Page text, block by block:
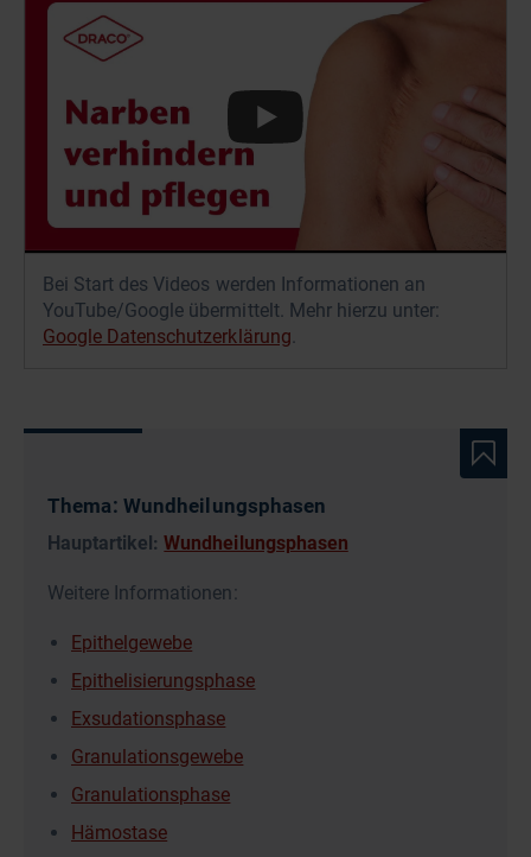
Bei Start des Videos werden Informationen an
YouTube/Google übermittelt. Mehr hierzu unter:
Google Datenschutzerklärung
Thema: Wundheilungsphasen
Hauptartikel:Wundheilungsphasen
Weitere Informationen:
Epithelgewebe
Epithelisierungsphase
Exsudationsphase
Granulationsgewebe
Granulationsphase
Hämostase